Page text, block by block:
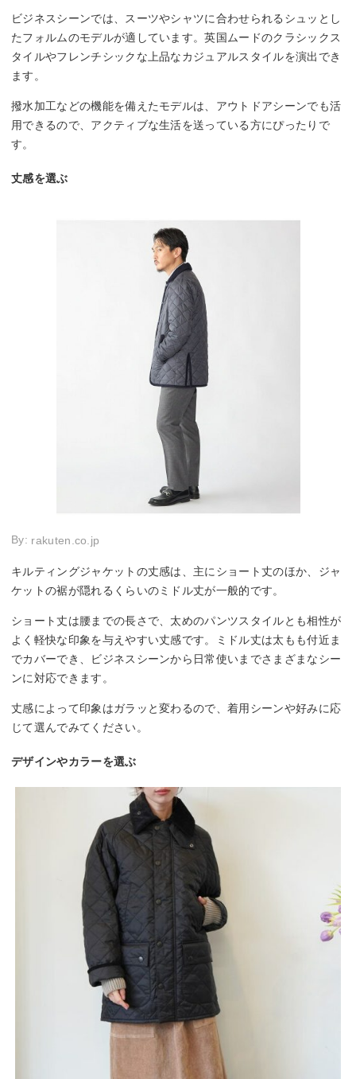
ビジネスシーンでは、スーツやシャツに合わせられるシュッとし
たフォルムのモデルが適しています。英国ムードのクラシックス
タイルやフレンチシックな上品なカジュアルスタイルを演出でき
ます。
撥水加工などの機能を備えたモデルは、アウトドアシーンでも活
用できるので、アクティブな生活を送っている方にぴったりで
す。
丈感を選ぶ
By: rakuten.co.jp
キルティングジャケットの丈感は、主にショート丈のほか、ジャ
ケットの裾が隠れるくらいのミドル丈が一般的です。
ショート丈は腰までの長さで、太めのパンツスタイルとも相性が
よく軽快な印象を与えやすい丈感です。ミドル丈は太もも付近ま
でカバーでき、ビジネスシーンから日常使いまでさまざまなシー
ンに対応できます。
丈感によって印象はガラッと変わるので、着用シーンや好みに応
じて選んでみてください。
デザインやカラーを選ぶ